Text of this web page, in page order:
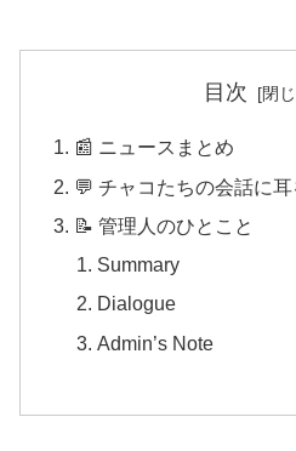
目次
📰 ニュースまとめ
💬 チャコたちの会話に
📝 管理人のひとこと
Summary
Dialogue
Admin’s Note